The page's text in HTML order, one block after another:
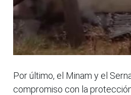
Por último, el Minam y el
compromiso con la